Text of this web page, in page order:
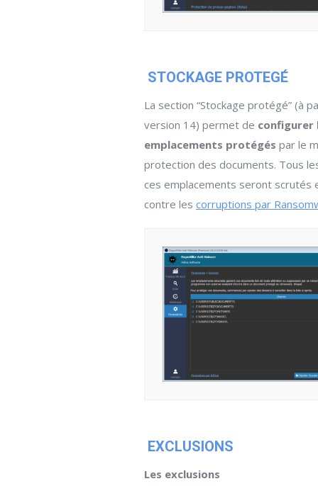
STOCKAGE PROTEGÉ
La section “Stockage protégé” (à
version 14) permet de configurer
emplacements protégés par le
protection des documents. Tous
ces emplacements seront scrutés
contre les corruptions par
EXCLUSIONS
Les exclusions